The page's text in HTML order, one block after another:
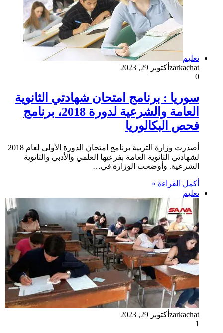
تعليم
zarkachat أكتوبر 29, 2023
0
سوريا : برنامج امتحان شهادتي الثانوية
العامة والشرعية لدورة 2018، برنامج
فحص البكالوريا
أصدرت وزارة التربية برنامج امتحان الدورة الأولى لعام 2018
لشهادتي الثانوية العامة بفرعيها العلمي والأدبي والثانوية
الشرعية. وأوضحت الوزارة في…
أكمل القراءة »
تعليم
zarkachat أكتوبر 29, 2023
1